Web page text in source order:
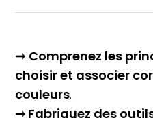
➞ Comprenez les
choisir et associer
couleurs.
➞ Fabriquez des